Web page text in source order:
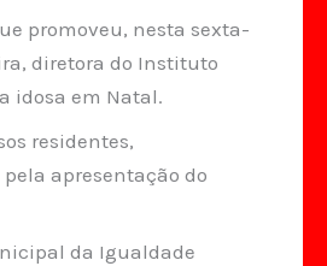
promoveu, nesta sexta-
diretora do Instituto
idosa em Natal.
residentes,
apresentação do
da Igualdade